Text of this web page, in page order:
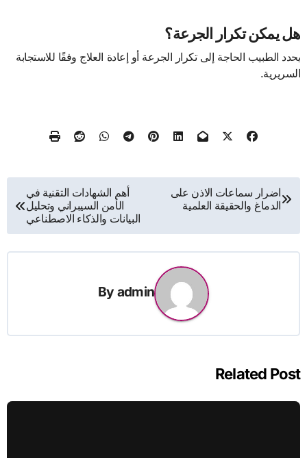
هل يمكن تكرار الجرعة؟
يحدد الطبيب الحاجة إلى تكرار الجرعة أو إعادة العلاج وفقًا للاستجابة
السريرية.
تصفّح
المقالات
اضرار سماعات الاذن على
الدماغ والحقيقة العلمية
أهم الشهادات التقنية في
الأمن السيبراني وتحليل
البيانات والذكاء الاصطناعي
By admin
Related Post